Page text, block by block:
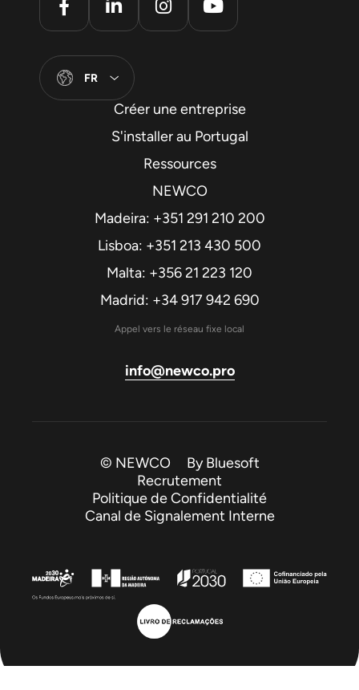
FR
Créer une entreprise
S'installer au Portugal
Ressources
NEWCO
Madeira: +351 291 210 200
Lisboa: +351 213 430 500
Malta: +356 21 223 120
Madrid: +34 917 942 690
Appel vers le réseau fixe local
info@newco.pro
© NEWCO ByBluesoft
Recrutement
Politique de Confidentialité
Canal de Signalement Interne